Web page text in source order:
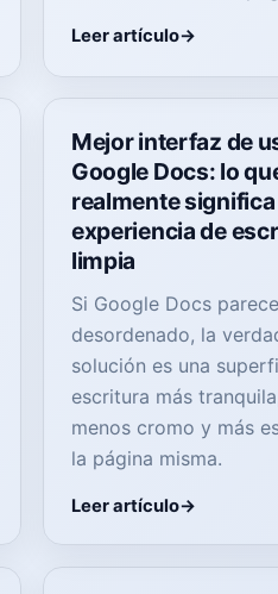
Leer artículo
Mejor interfaz de
Google Docs: lo
realmente
experiencia de
limpia
Si Google Docs parece
desordenado, la
solución es una
escritura más
menos cromo y más
la página misma.
Leer artículo